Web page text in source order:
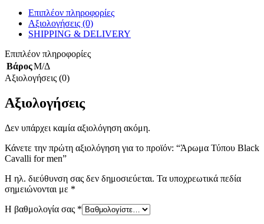
Επιπλέον πληροφορίες
Αξιολογήσεις (0)
SHIPPING & DELIVERY
Επιπλέον πληροφορίες
ΒάροςΜ/Δ
Αξιολογήσεις (0)
Αξιολογήσεις
Δεν υπάρχει καμία αξιολόγηση ακόμη.
Κάνετε την πρώτη αξιολόγηση για το προϊόν: “Άρωμα Τύπου Black
Cavalli for men”
Η ηλ. διεύθυνση σας δεν δημοσιεύεται. Τα υποχρεωτικά πεδία
σημειώνονται με *
Η βαθμολογία σας *